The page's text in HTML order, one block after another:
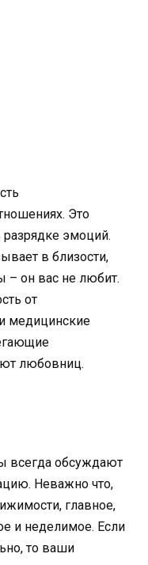
Это
разрядке эмоций.
в близости,
– он вас не любит.
от
медицинские
любовниц.
всегда обсуждают
Неважно что,
главное,
и неделимое. Если
то ваши